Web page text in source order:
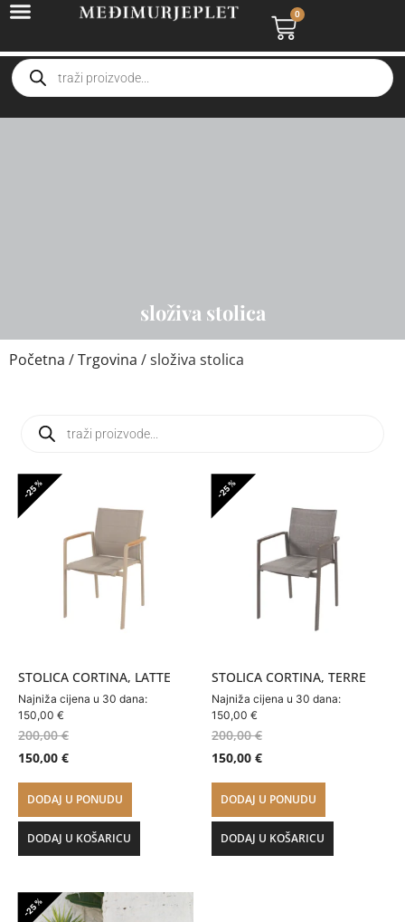
0
složiva stolica
Početna /Trgovina / složiva stolica
-25%
STOLICA CORTINA, LATTE
Najniža cijena u 30 dana:
150,00 €
200,00€
150,00 €
DODAJ U PONUDU
DODAJ U KOŠARICU
-25%
STOLICA CORTINA, TERRE
Najniža cijena u 30 dana:
150,00 €
200,00€
150,00 €
DODAJ U PONUDU
DODAJ U KOŠARICU
-25%